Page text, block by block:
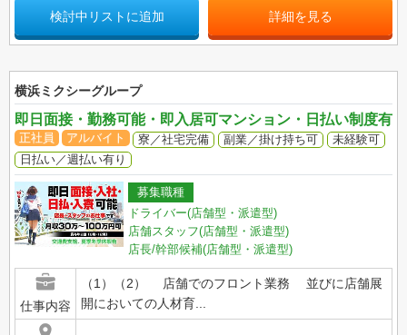
検討中リストに追加 詳細を見る
横浜ミクシーグループ
即日面接・勤務可能・即入居可マンション・日払い制度有
正社員 アルバイト 寮／社宅完備 副業／掛け持ち可
未経験可
日払い／週払い有り
募集職種
ドライバー(店舗型・派遣型)
店舗スタッフ(店舗型・派遣型)
店長/幹部候補(店舗型・派遣型)
仕事内容
（1）（2） 店舗でのフロント業務 並びに店舗展
開においての人材育...